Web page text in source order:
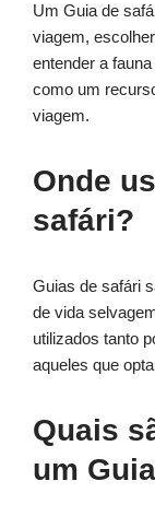
Um Guia de
viagem,
entender a
como um
viagem.
Onde
safári?
Guias de safári
de vida
utilizados tanto
aqueles que
Quais
um